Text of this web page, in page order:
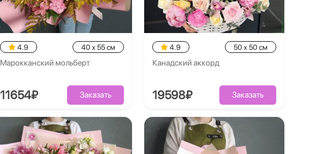
4.9 40 x 55 см
Марокканский мольберт
11654₽ Заказать
4.9 50 x 50 см
Канадский аккорд
19598₽ Заказать